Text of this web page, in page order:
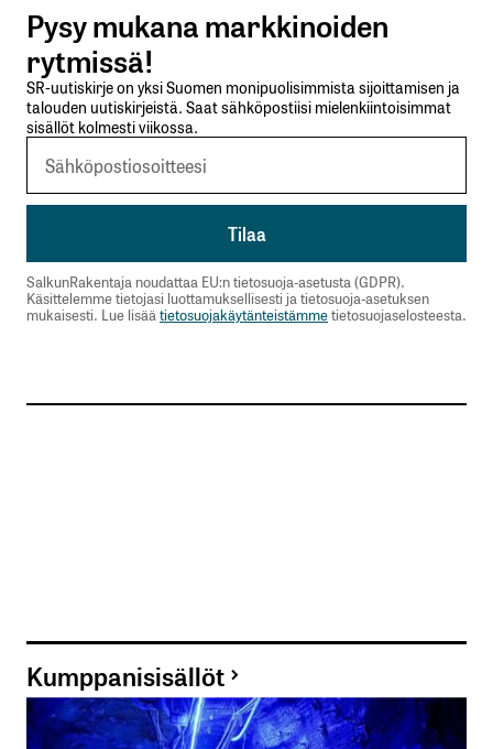
Lähetä kommentti
Pysy mukana markkinoiden
rytmissä!
SR-uutiskirje on yksi Suomen monipuolisimmista sijoittamisen ja
talouden uutiskirjeistä. Saat sähköpostiisi mielenkiintoisimmat
sisällöt kolmesti viikossa.
SalkunRakentaja noudattaa EU:n tietosuoja-asetusta (GDPR).
Käsittelemme tietojasi luottamuksellisesti ja tietosuoja-asetuksen
mukaisesti. Lue lisää tietosuojakäytänteistämmetietosuojaselosteesta.
Kumppanisisällöt